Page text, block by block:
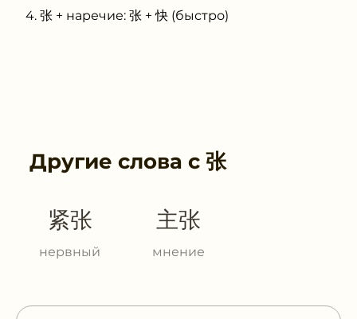
张 + наречие: 张 + 快 (быстро)
Другие слова с 张
紧张
нервный
主张
мнение